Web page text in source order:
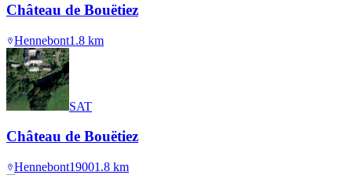
Château de Bouëtiez
Hennebont1.8 km
SAT
Château de Bouëtiez
Hennebont19001.8 km